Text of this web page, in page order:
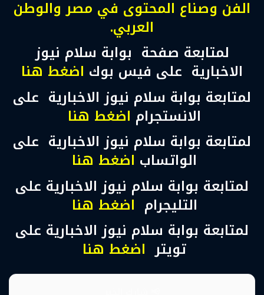
الفن وصناع المحتوى في مصر والوطن
العربي.
لمتابعة صفحة بوابة سلام نيوز
الاخبارية على فيس بوك اضغط هنا
لمتابعة بوابة سلام نيوز الاخبارية على
الانستجرام اضغط هنا
لمتابعة بوابة سلام نيوز الاخبارية على
الواتساب اضغط هنا
لمتابعة بوابة سلام نيوز الاخبارية على
التليجرام اضغط هنا
لمتابعة بوابة سلام نيوز الاخبارية على
تويتر اضغط هنا